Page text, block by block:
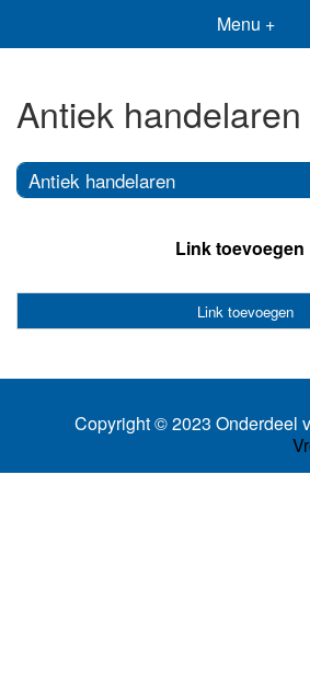
Menu +
Antiek handelaren
Antiek handelaren
Link toevoegen
Link toevoegen
Copyright © 2023 Onderdeel